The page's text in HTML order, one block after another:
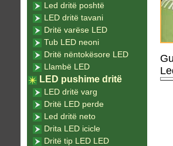
Led dritë poshtë
LED dritë tavani
Dritë varëse LED
Tub LED neoni
Dritë nëntokësore LED
Llambë LED
LED pushime dritë
LED dritë varg
Dritë LED perde
Led dritë neto
Drita LED icicle
Dritë tip LED LED